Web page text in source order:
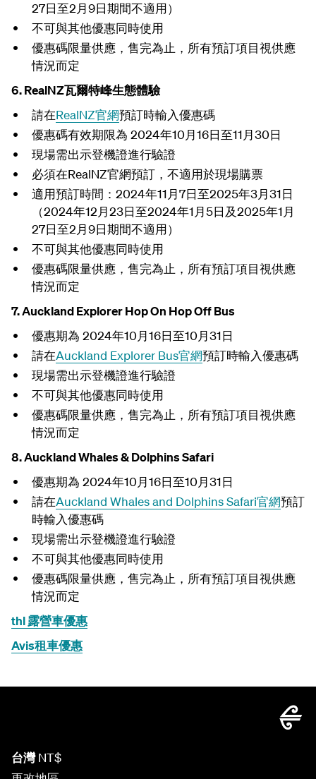
27日至2月9日期間不適用）
不可與其他優惠同時使用
優惠碼限量供應，售完為止， 所有預訂項目視供應
情況而定
6.RealNZ瓦爾特峰生態體驗
請在RealNZ官網預訂時輸入優惠碼
優惠碼有效期限為 2024年10月16日至11月30日
現場需出示登機證進行驗證
必須在RealNZ官網預訂，不適用於現場購票
適用預訂時間：2024年11月7日至2025年3月31日
（2024年12月23日至2024年1月5日及2025年1月
27日至2月9日期間不適用）
不可與其他優惠同時使用
優惠碼限量供應，售完為止， 所有預訂項目視供應
情況而定
7. Auckland Explorer Hop On Hop Off Bus
優惠期為 2024年10月16日至10月31日
請在Auckland Explorer Bus官網預訂時輸入優惠碼
現場需出示登機證進行驗證
不可與其他優惠同時使用
優惠碼限量供應，售完為止， 所有預訂項目視供應
情況而定
8. Auckland Whales & Dolphins Safari
優惠期為 2024年10月16日至10月31日
請在Auckland Whales and Dolphins Safari官網預訂
時輸入優惠碼
現場需出示登機證進行驗證
不可與其他優惠同時使用
優惠碼限量供應，售完為止， 所有預訂項目視供應
情況而定
thl 露營車優惠
Avis租車優惠
台灣NT$